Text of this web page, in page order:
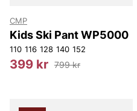
CMP
Kids Ski Pant WP5000
110 116 128 140 152
399 kr 799 kr